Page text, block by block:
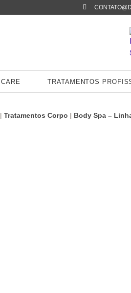
TRATAMENTOS
| Tratamentos Corpo | Body Spa –